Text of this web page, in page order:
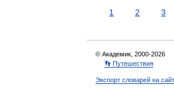
1 2 3
© Академик, 2000-2026
👣 Путешествия
Экспорт словарей на